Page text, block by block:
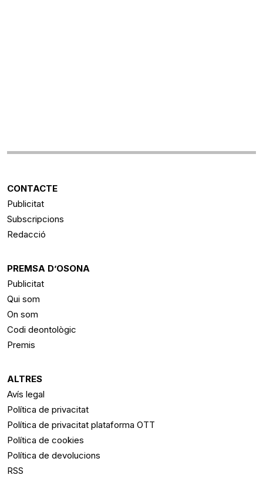
CONTACTE
Publicitat
Subscripcions
Redacció
PREMSA D’OSONA
Publicitat
Qui som
On som
Codi deontològic
Premis
ALTRES
Avís legal
Política de privacitat
Política de privacitat plataforma OTT
Política de cookies
Política de devolucions
RSS